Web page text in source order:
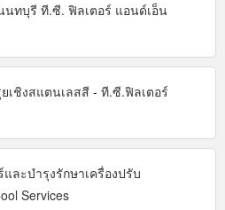
นทบุรี ที.ซี. ฟิลเตอร์ แอนด์เอ็น
เชิงสแตนเลสสี - ที.ซี.ฟิลเตอร์
ละบำรุงรักษาเครื่องปรับ
Services